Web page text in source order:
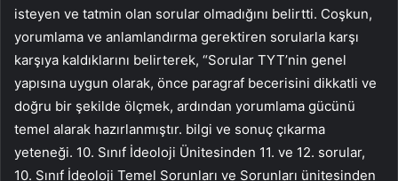
isteyen ve tatmin olan sorular olmadığını belirtti. Coşkun,
yorumlama ve anlamlandırma gerektiren sorularla karşı
karşıya kaldıklarını belirterek, “Sorular TYT’nin genel
yapısına uygun olarak, önce paragraf becerisini dikkatli ve
doğru bir şekilde ölçmek, ardından yorumlama gücünü
temel alarak hazırlanmıştır. bilgi ve sonuç çıkarma
yeteneği. 10. Sınıf İdeoloji Ünitesinden 11. ve 12. sorular,
10. Sınıf İdeoloji Temel Sorunları ve Sorunları ünitesinden